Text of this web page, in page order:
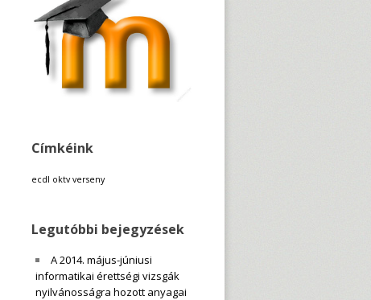
Címkéink
ecdl oktv verseny
Legutóbbi bejegyzések
A 2014. május-júniusi
informatikai érettségi vizsgák
nyilvánosságra hozott anyagai